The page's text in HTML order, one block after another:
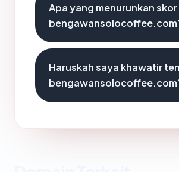
Apa yang menurunkan skor
Haruskah saya khawatir